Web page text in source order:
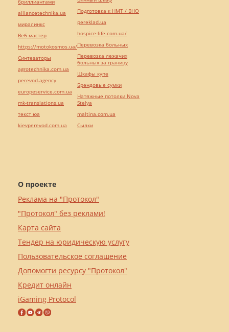
О проекте
Реклама на "Протокол"
"Протокол" без реклами!
Карта сайта
Тендер на юридическую услугу
Пользовательское соглашение
Допомогти ресурсу "Протокол"
Кредит онлайн
iGaming Protocol
бриллиантами
alliancetechnika.ua
миралинкс
Веб мастер
https://motokosmos.ua/
Синтезаторы
agrotechnika.com.ua
perevod.agency
europeservice.com.ua
mk-translations.ua
текст юа
kievperevod.com.ua
Подготовка к НМТ / ВНО
pereklad.ua
hospice-life.com.ua/
Перевозка больных
Перевозка лежачих
больных за границу
Шкафы купе
Брендовые сумки
Натяжные потолки Nova
Stelya
maltina.com.ua
Cылки